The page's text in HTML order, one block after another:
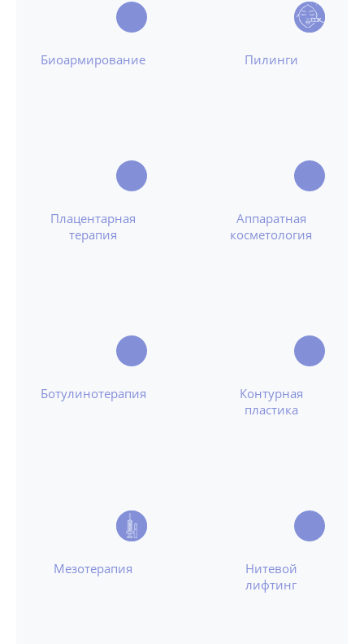
Биоармирование Пилинги
Плацентарная
терапия
Аппаратная
косметология
Ботулинотерапия
Контурная
пластика
Мезотерапия
Нитевой
лифтинг